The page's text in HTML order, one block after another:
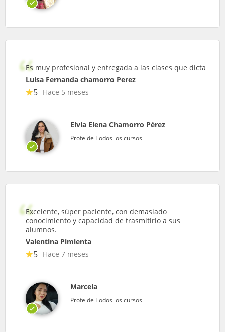
Es muy profesional y entregada a las clases que dicta
Luisa Fernanda chamorro Perez
5 Hace 5 meses
Elvia Elena Chamorro Pérez
Profe de Todos los cursos
Excelente, súper paciente, con demasiado
conocimiento y capacidad de trasmitirlo a sus
alumnos.
Valentina Pimienta
5 Hace 7 meses
Marcela
Profe de Todos los cursos